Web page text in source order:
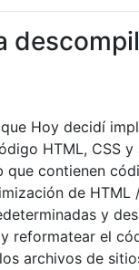
Hoy decidí
HTML, CSS
contienen
de
y
el
archivos de